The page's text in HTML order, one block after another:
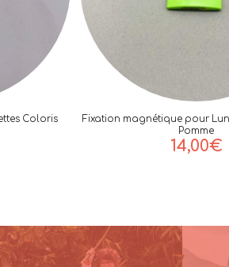
Coloris
Fixation magnétique pour
Pomme
14,00€